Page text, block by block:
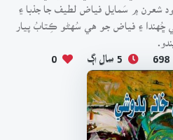
شعرن ۾ سَمايل فياض لطيف جا جذبا ۽
ڇُهندا ۽ فياض جو هي سُهڻو ڪِتابُ پيار
698 5 سال اڳ 0